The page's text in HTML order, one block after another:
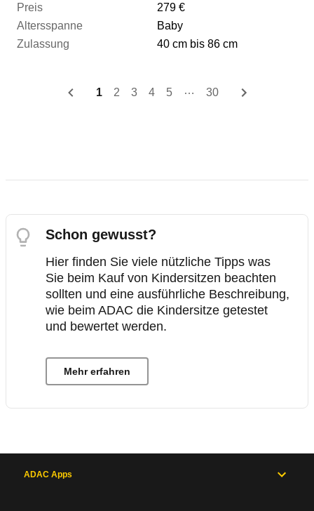
279 €
Baby
40 cm bis 86 cm
1 2 3 4 5 … 30
Schon gewusst?
Hier finden Sie viele nützliche Tipps was
Sie beim Kauf von Kindersitzen beachten
sollten und eine ausführliche Beschreibung,
wie beim ADAC die Kindersitze getestet
und bewertet werden.
Mehr erfahren
ADAC Apps